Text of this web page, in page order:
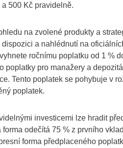
500 Kč pravidelně.
na zvolené produkty a
a nahlédnutí na
ročnímu poplatku od 1 %
poplatky pro manažery a
Tento poplatek se pohybuje v
poplatek.
investicemi lze hradit
forma odečítá 75 % z prvního
forma předplaceného